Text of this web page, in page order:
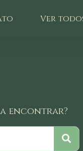
Ver
encontrar?